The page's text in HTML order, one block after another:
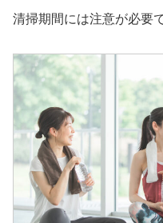
清掃期間には注意が必要